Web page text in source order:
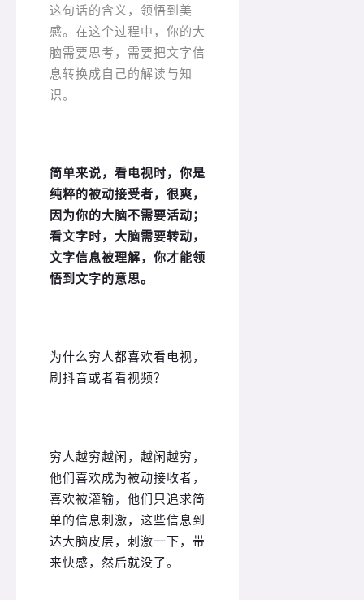
这句话的含义，领悟到美
感。在这个过程中，你的大
脑需要思考，需要把文字信
息转换成自己的解读与知
识。
简单来说，看电视时，你是
纯粹的被动接受者，很爽，
因为你的大脑不需要活动；
看文字时，大脑需要转动，
文字信息被理解，你才能领
悟到文字的意思。
为什么穷人都喜欢看电视，
刷抖音或者看视频？
穷人越穷越闲，越闲越穷，
他们喜欢成为被动接收者，
喜欢被灌输，他们只追求简
单的信息刺激，这些信息到
达大脑皮层，刺激一下，带
来快感，然后就没了。